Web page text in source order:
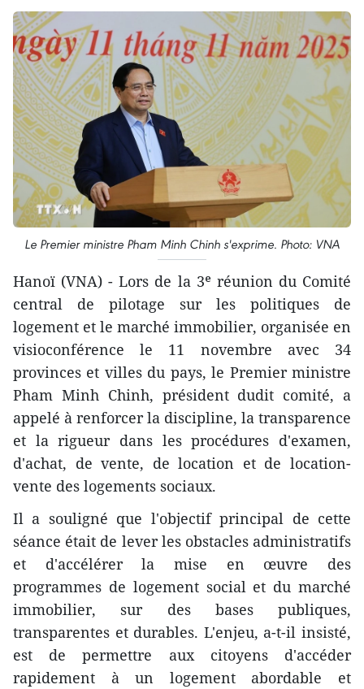
Le Premier ministre Pham Minh Chinh s'exprime. Photo: VNA
Hanoï (VNA) - Lors de la 3ᵉ réunion du Comité
central de pilotage sur les politiques de
logement et le marché immobilier, organisée en
visioconférence le 11 novembre avec 34
provinces et villes du pays, le Premier ministre
Pham Minh Chinh, président dudit comité, a
appelé à renforcer la discipline, la transparence
et la rigueur dans les procédures d'examen,
d'achat, de vente, de location et de location-
vente des logements sociaux.
Il a souligné que l'objectif principal de cette
séance était de lever les obstacles administratifs
et d'accélérer la mise en œuvre des
programmes de logement social et du marché
immobilier, sur des bases publiques,
transparentes et durables. L'enjeu, a-t-il insisté,
est de permettre aux citoyens d'accéder
rapidement à un logement abordable et